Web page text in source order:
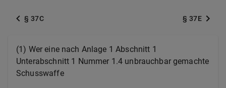
§ 37C § 37E
(1) Wer eine nach Anlage 1 Abschnitt 1
Unterabschnitt 1 Nummer 1.4 unbrauchbar gemachte
Schusswaffe